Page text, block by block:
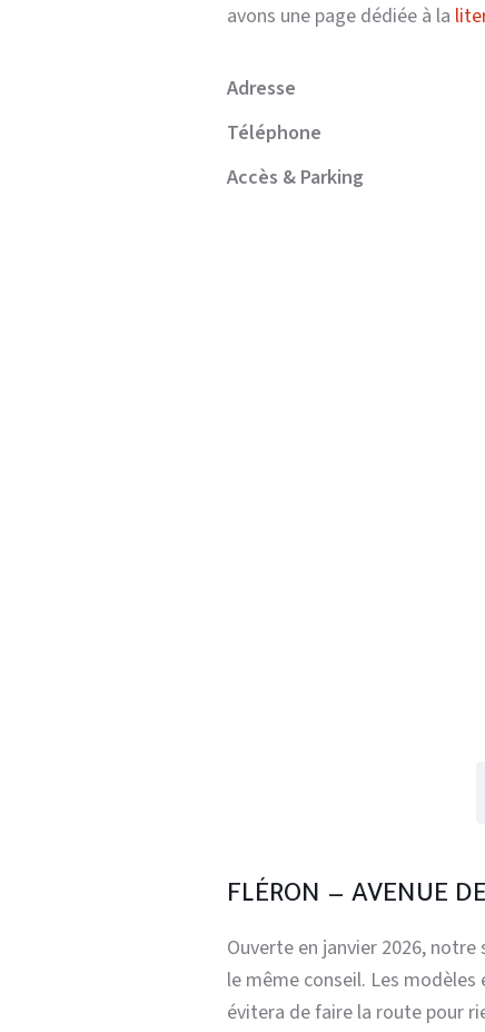
avons une page dédiée à la
Adresse
Téléphone
Accès & Parking
FLÉRON — AVENUE
Ouverte en janvier 2026,
le même conseil. Les
évitera de faire la route pour